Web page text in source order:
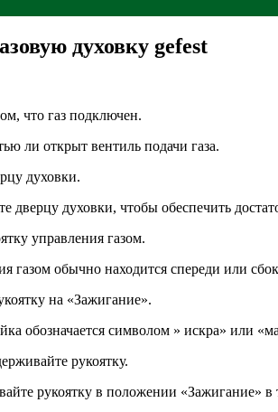
духовку gefest
что газ подключен.
ли открыт вентиль подачи газа.
духовки.
дверцу духовки, чтобы обеспечить
управления газом.
газом обычно находится спереди или
на «Зажигание».
обозначается символом » искра» или
рукоятку.
рукоятку в положении «Зажигание» в